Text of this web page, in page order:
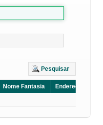
Pesquisar
Nome Fantasia Endereço